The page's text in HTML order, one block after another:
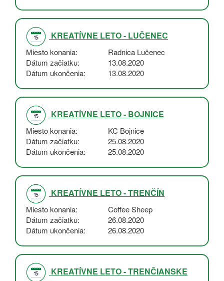
KREATÍVNE LETO - LUČENEC
Miesto konania
Radnica Lučenec
Dátum začiatku
13.08.2020
Dátum ukončenia
13.08.2020
KREATÍVNE LETO - BOJNICE
Miesto konania
KC Bojnice
Dátum začiatku
25.08.2020
Dátum ukončenia
25.08.2020
KREATÍVNE LETO - TRENČÍN
Miesto konania
Coffee Sheep
Dátum začiatku
26.08.2020
Dátum ukončenia
26.08.2020
KREATÍVNE LETO - TRENČIANSKE